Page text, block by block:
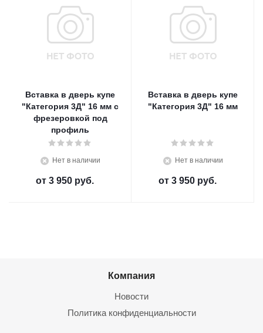
Вставка в дверь купе
"Категория 3Д" 16 мм с
фрезеровкой под
профиль
Нет в наличии
от 3 950 руб.
Вставка в дверь купе
"Категория 3Д" 16 мм
Нет в наличии
от 3 950 руб.
Компания
Новости
Политика конфиденциальности